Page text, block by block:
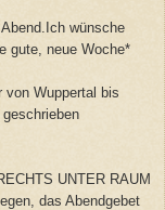
wünsche
gute, neue Woche*
von Wuppertal bis
UNTER RAUM
das Abendgebet